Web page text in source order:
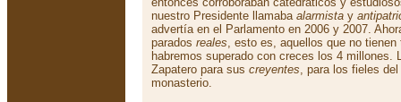
nuestro Presidente llamaba alarmista y
advertía en el Parlamento en 2006 y 2007.
parados reales, esto es, aquellos que no tienen
habremos superado con creces los 4 millones.
Zapatero para sus creyentes, para los fieles
monasterio.